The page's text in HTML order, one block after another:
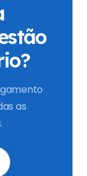
as